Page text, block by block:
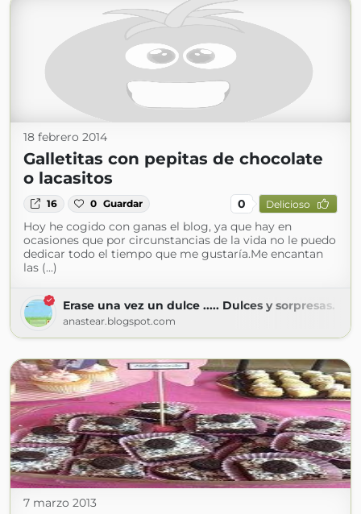
18 febrero 2014
Galletitas con pepitas de chocolate
o lacasitos
16 0 Guardar 0 Delicioso
Hoy he cogido con ganas el blog, ya que hay en
ocasiones que por circunstancias de la vida no le puedo
dedicar todo el tiempo que me gustaría.Me encantan
las (...)
Erase una vez un dulce ..... Dulces y sorpresas.
anastear.blogspot.com
7 marzo 2013